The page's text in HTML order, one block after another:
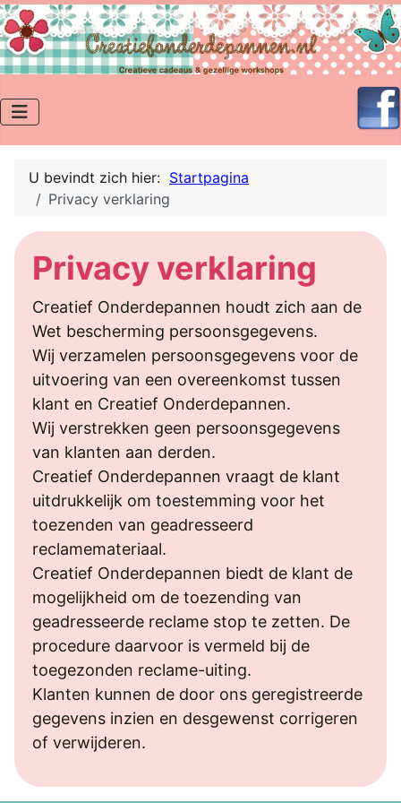
U bevindt zich hier: Startpagina
Privacy verklaring
Privacy verklaring
Creatief Onderdepannen houdt zich aan de
Wet bescherming persoonsgegevens.
Wij verzamelen persoonsgegevens voor de
uitvoering van een overeenkomst tussen
klant en Creatief Onderdepannen.
Wij verstrekken geen persoonsgegevens
van klanten aan derden.
Creatief Onderdepannen vraagt de klant
uitdrukkelijk om toestemming voor het
toezenden van geadresseerd
reclamemateriaal.
Creatief Onderdepannen biedt de klant de
mogelijkheid om de toezending van
geadresseerde reclame stop te zetten. De
procedure daarvoor is vermeld bij de
toegezonden reclame-uiting.
Klanten kunnen de door ons geregistreerde
gegevens inzien en desgewenst corrigeren
of verwijderen.